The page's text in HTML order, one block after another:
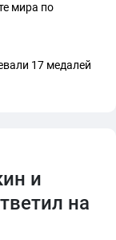
мира по
17 медалей
и
на